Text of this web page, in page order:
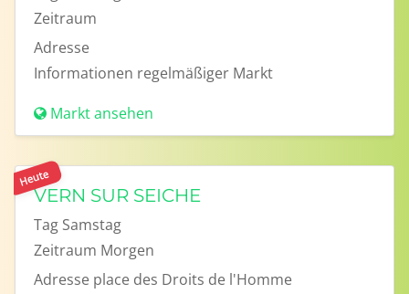
Zeitraum
Adresse
Informationen regelmäßiger Markt
Markt ansehen
Heute
VERN SUR SEICHE
Tag Samstag
Zeitraum Morgen
Adresse place des Droits de l'Homme